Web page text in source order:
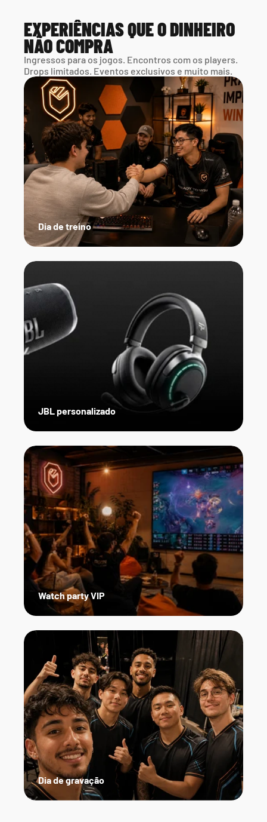
EXPERIÊNCIAS QUE O DINHEIRO
NÃO COMPRA
Ingressos para os jogos. Encontros com os players.
Drops limitados. Eventos exclusivos e muito mais.
Dia de gravação
Watch party VIP
JBL personalizado
Dia de treino